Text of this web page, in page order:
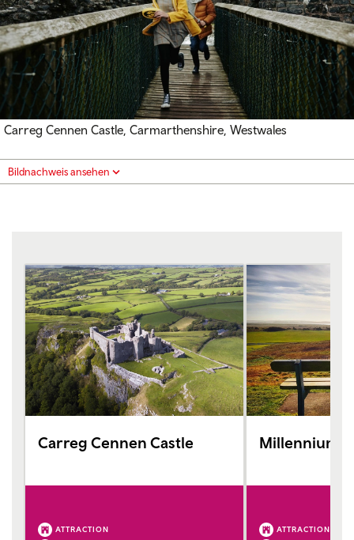
Carreg Cennen Castle, Carmarthenshire, Westwales
Bildnachweis ansehen
Carreg Cennen Castle
ATTRACTION
Millennium
ATTRACTION